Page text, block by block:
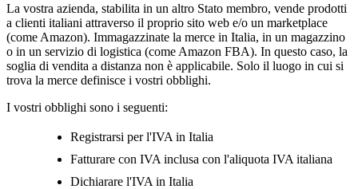
La vostra azienda, stabilita in un altro Stato membro, vende prodotti
a clienti italiani attraverso il proprio sito web e/o un marketplace
(come Amazon). Immagazzinate la merce in Italia, in un magazzino
o in un servizio di logistica (come Amazon FBA). In questo caso, la
soglia di vendita a distanza non è applicabile. Solo il luogo in cui si
trova la merce definisce i vostri obblighi.
I vostri obblighi sono i seguenti:
Registrarsi per l'IVA in Italia
Fatturare con IVA inclusa con l'aliquota IVA italiana
Dichiarare l'IVA in Italia